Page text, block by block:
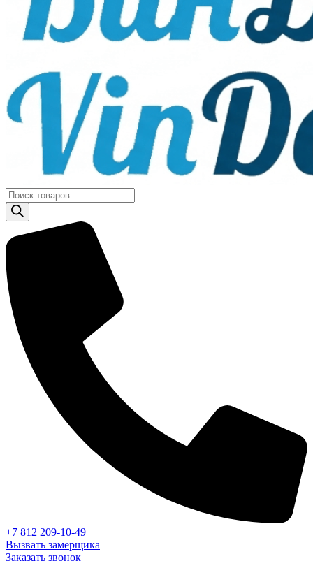
Поиск
товаров
+7 812 209-10-49
Вызвать замерщика
Заказать звонок